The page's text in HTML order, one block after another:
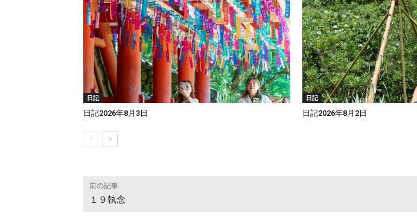
日記
日記2026年8月3日
日記
日記2026年8月2日
前の記事
１９執念